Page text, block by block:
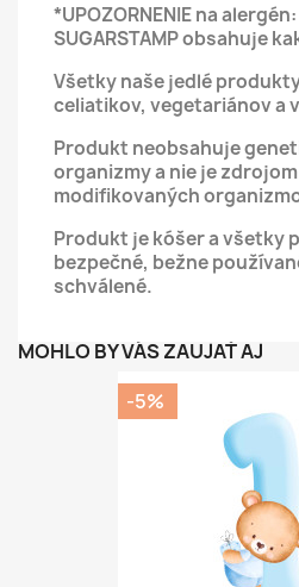
*UPOZORNENIE na alergén:
SUGARSTAMP obsahuje
Všetky naše jedlé
celiatikov, vegetariánov a
Produkt neobsahuje
organizmy a nie je
modifikovaných
Produkt je kóšer a všetky
bezpečné, bežne
schválené.
MOHLO BY VÁS ZAUJAŤ AJ
-5%